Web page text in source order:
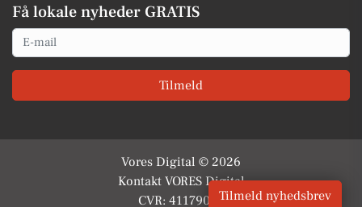
Få lokale nyheder GRATIS
Email
Tilmeld
Vores Digital © 2026
Kontakt VORES Digital
CVR: 41179082Tilmeld nyhedsbrev